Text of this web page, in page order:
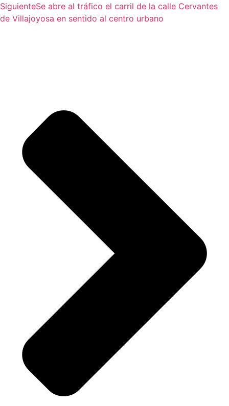
SiguienteSe abre al tráfico el carril de la calle Cervantes
de Villajoyosa en sentido al centro urbano